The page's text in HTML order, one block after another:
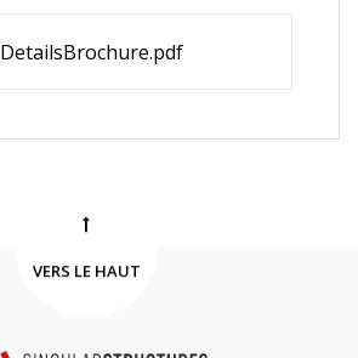
DetailsBrochure.pdf
VERS LE HAUT